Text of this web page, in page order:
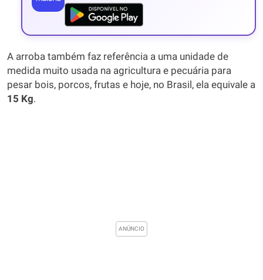
A arroba também faz referência a uma unidade de
medida muito usada na agricultura e pecuária para
pesar bois, porcos, frutas e hoje, no Brasil, ela equivale a
15 Kg.